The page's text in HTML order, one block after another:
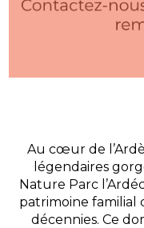
Au cœur de
légendaires
Nature Parc
patrimoine familial
décennies. Ce